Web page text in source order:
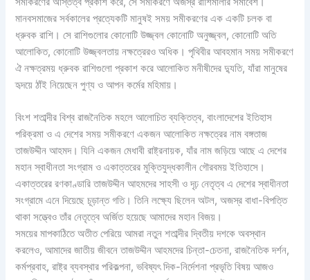
মানবসমাজের সর্বকালের প্রত্যেকটি মানুষই সময় সমীকরণের এক একটি চলক বা
ধ্রুবক রাশি। সে রাশিগুলোর কোনোটি উজ্জ্বল কোনোটি অনুজ্জ্বল, কোনোটি অতি
আলোকিত, কোনোটি উজ্জ্বলতায় নক্ষত্রেরও অধিক। পৃথিবীর আবহমান সময় সমীকরণে
ঐ নক্ষত্রময় ধ্রুবক রাশিগুলো প্রকাশ করে আলোকিত মনীষীদের দ্যুতি, যাঁরা মানুষের
হৃদয়ে ঠাঁই নিয়েছেন পুণ্য ও আপন কর্মের মহিমায়।
বিংশ শতাব্দীর বিশ্ব রাজনৈতিক মহলে আলোচিত ব্যক্তিত্ব, বাংলাদেশের ইতিহাস
পরিক্রমা ও এ দেশের সময় সমীকরণে একজন আলোকিত নক্ষত্রের নাম বঙ্গতাজ
তাজউদ্দীন আহমদ। যিনি একজন মেধাবী রাষ্ট্রনায়ক, যাঁর নাম জড়িয়ে আছে এ দেশের
মহান স্বাধীনতা সংগ্রাম ও একাত্তরের মুক্তিযুদ্ধকালীন গৌরবময় ইতিহাসে।
একাত্তরের রণকাণ্ডারি তাজউদ্দীন আহমদের সাহসী ও দৃঢ় নেতৃত্ব এ দেশের স্বাধীনতা
সংগ্রামে এনে দিয়েছে চূড়ান্ত গতি। তিনি লক্ষ্যে ছিলেন অটল, অজস্র বাধা-বিপত্তি
থাকা সত্ত্বেও তাঁর নেতৃত্বে অর্জিত হয়েছে আমাদের মহান বিজয়।
সময়ের মাপকাঠিতে অতীত পেরিয়ে আমরা নতুন শতাব্দীর দ্বিতীয় দশকে অবস্থান
করলেও, আমাদের জাতীয় জীবনে তাজউদ্দীন আহমদের চিন্তা-চেতনা, রাজনৈতিক দর্শন,
কর্মপ্রবাহ, রাষ্ট্র ব্যবস্থার পরিকল্পনা, ভবিষ্যৎ দিক-নির্দেশনা প্রভৃতি বিষয় আজও